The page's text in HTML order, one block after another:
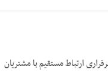
ارتباط مستقیم با مشتریان